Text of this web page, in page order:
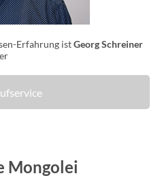
Erfahrung istGeorg Schreiner
Mongolei